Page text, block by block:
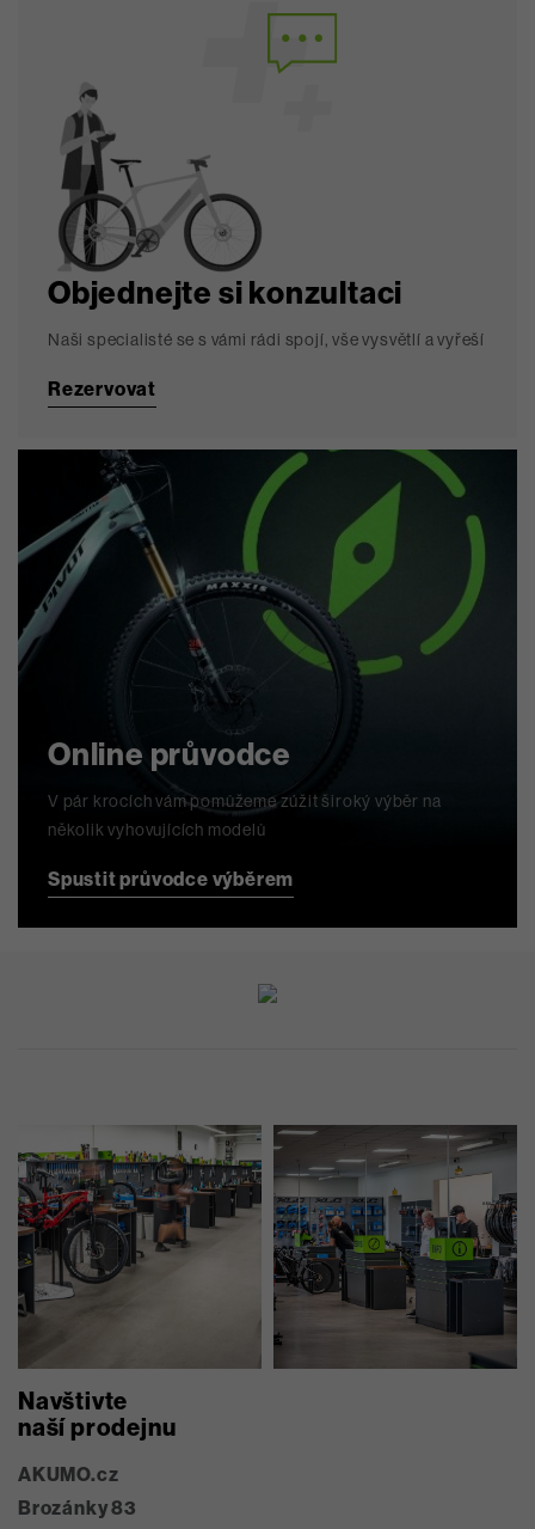
Objednejte si konzultaci
Naši specialisté se s vámi rádi spojí, vše vysvětlí a vyřeší
Rezervovat
Online průvodce
V pár krocích vám pomůžeme zúžit široký výběr na
několik vyhovujících modelů
Spustit průvodce výběrem
Navštivte
naší prodejnu
AKUMO.cz
Brozánky 83